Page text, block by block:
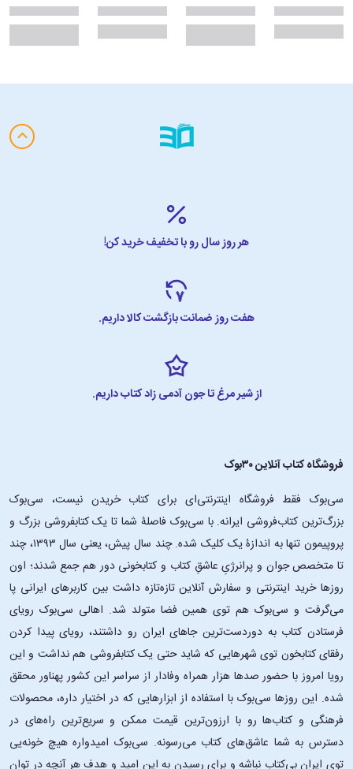
هر روز سال رو با تخفیف خرید کن!
هفت روز ضمانت بازگشت کالا داریم.
از شیر مرغ تا جون آدمی زاد کتاب داریم.
فروشگاه کتاب آنلاین ۳۰بوک
سی‌بوک فقط فروشگاه اینترنتی‌ای برای کتاب خریدن نیست، سی‌بوک
بزرگ‌ترین کتاب‌فروشی ایرانه. با سی‌بوک فاصلۀ شما تا یک کتابفروشی بزرگ و
پروپیمون تنها به اندازۀ یک کلیک شده. چند سال پیش، یعنی سال ۱۳۹۳، چند
تا متخصص جوان و پرانرژیِ عاشقِ کتاب و کتابخونی دور هم جمع شدند؛ اون‌
روزها خرید اینترنتی و سفارش آنلاین تازه‌تازه داشت بین کاربرهای ایرانی پا
می‌گرفت و سی‌بوک هم توی همین فضا متولد شد. اهالی سی‌بوک رویای
فرستادن کتاب به دوردست‌ترین جاهای ایران رو داشتند، رویای پیدا کردن
رفقای کتابخون توی شهرهایی که شاید حتی یک کتابفروشی هم نداشت و این
رویا امروز با حضور صدها هزار همراه وفادار از سراسر این کشور پهناور محقق
شده. این ‌روزها سی‌بوک با استفاده از ابزارهایی که در اختیار داره، محصولات
فرهنگی و کتاب‌ها رو با ارزون‌ترین قیمت ممکن و سریع‌ترین راه‌های در
دسترس به شما عاشق‌های کتاب می‌رسونه. سی‌بوک امیدواره هیچ خونه‌یی